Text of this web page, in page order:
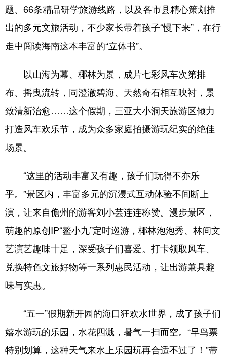
题、66条精品研学旅游线路，以及各市县精心策划推
出的多元文旅活动，不少家长带着孩子“慢下来”，在行
走中阅读海南这本丰富的“立体书”。
以山海为幕、椰林为景，成片七彩风车次第排
布、摇曳流转，同澄澈碧海、天然奇石相互映衬，景
致清新治愈……这个假期，三亚大小洞天旅游区倾力
打造风车欢乐节，成为众多家庭拍摄游玩纪实的绝佳
场景。
“这里的活动丰富又有趣，孩子们玩得不亦乐
乎。”景区内，丰富多元的沉浸式互动体验不间断上
演，让来自儋州的游客刘小芸连连称赞。漫步景区，
萌趣的原创IP“鳌小九”定时巡游，椰林泡泡秀、林间文
艺演艺趣味十足，深受孩子们喜爱。打卡领取风车、
兑换特色文旅好物等一系列惠民活动，让出游兼具趣
味与实惠。
“五一”假期新开园的海口狂欢水世界，成了孩子们
嬉水游玩的乐园，水花四溅，暑气一扫而空。“早鸟票
特别划算，这种天气来水上乐园玩再合适不过了！”带